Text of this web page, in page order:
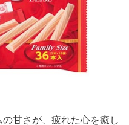
甘さが、疲れた心を癒し